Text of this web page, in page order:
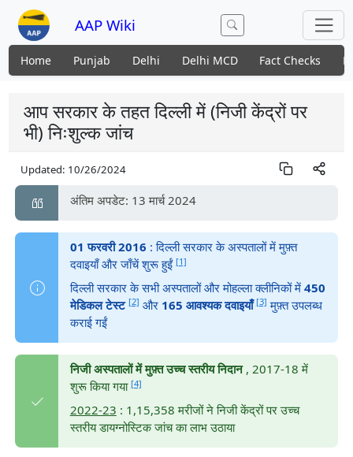
AAP Wiki
Home Punjab Delhi Delhi MCD Fact Checks
आप सरकार के तहत दिल्ली में (निजी केंद्रों पर
भी) निःशुल्क जांच
Updated: 10/26/2024
अंतिम अपडेट: 13 मार्च 2024
01 फरवरी 2016 : दिल्ली सरकार के अस्पतालों में मुफ़्त
दवाइयाँ और जाँचें शुरू हुईं[1]
दिल्ली सरकार के सभी अस्पतालों और मोहल्ला क्लीनिकों में 450
मेडिकल टेस्ट [2] और 165 आवश्यक दवाइयाँ [3] मुफ़्त उपलब्ध
कराई गईं
निजी अस्पतालों में मुफ़्त उच्च स्तरीय निदान, 2017-18 में
शुरू किया गया[4]
2022-23 : 1,15,358 मरीजों ने निजी केंद्रों पर उच्च
स्तरीय डायग्नोस्टिक जांच का लाभ उठाया